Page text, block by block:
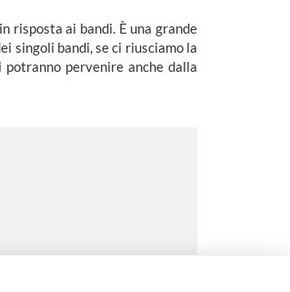
risposta ai bandi. È una grande
singoli bandi, se ci riusciamo la
pervenire anche dalla